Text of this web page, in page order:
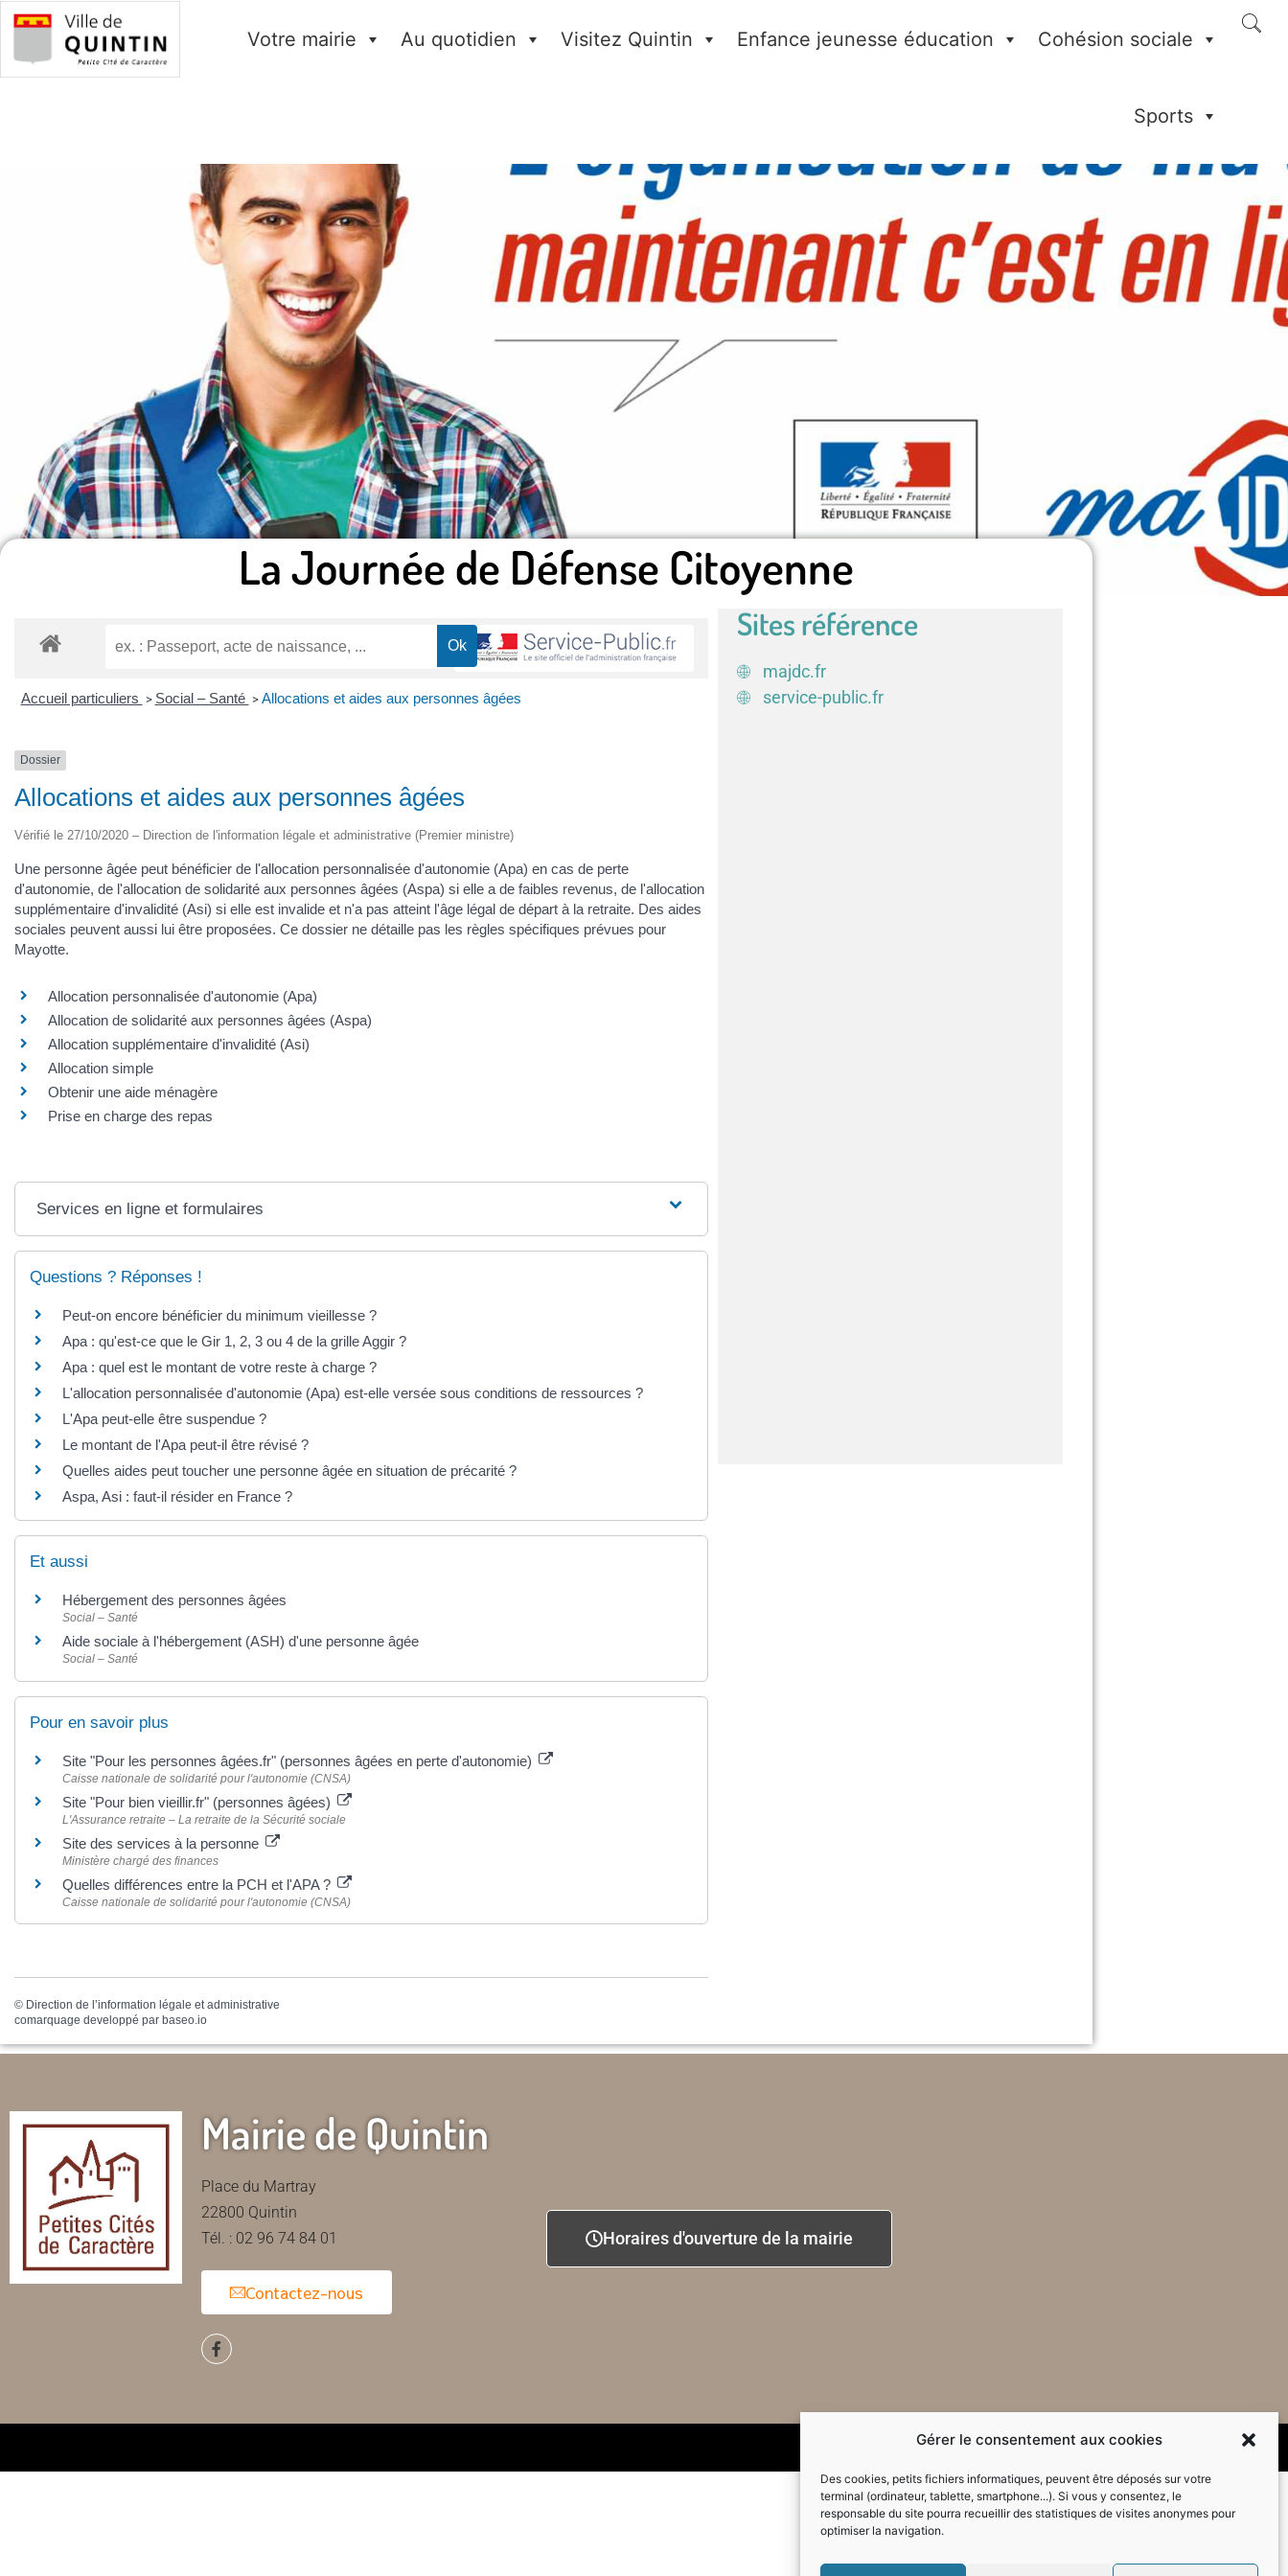
Gérer le consentement aux cookies
Des cookies, petits fichiers informatiques, peuvent être déposés sur votre
terminal (ordinateur, tablette, smartphone...). Si vous y consentez, le
responsable du site pourra recueillir des statistiques de visites anonymes pour
optimiser la navigation.
Votre mairie Au quotidien Visitez Quintin Enfance jeunesse éducation Cohésion sociale
Sports
La Journée de Défense Citoyenne
Accueil particuliers > Social – Santé > Allocations et aides aux personnes âgées
Dossier
Allocations et aides aux personnes âgées
Vérifié le 27/10/2020 – Direction de l'information légale et administrative (Premier ministre)
Une personne âgée peut bénéficier de l'allocation personnalisée d'autonomie (Apa) en cas de perte
d'autonomie, de l'allocation de solidarité aux personnes âgées (Aspa) si elle a de faibles revenus, de l'allocation
supplémentaire d'invalidité (Asi) si elle est invalide et n'a pas atteint l'âge légal de départ à la retraite. Des aides
sociales peuvent aussi lui être proposées. Ce dossier ne détaille pas les règles spécifiques prévues pour
Mayotte.
Allocation personnalisée d'autonomie (Apa)
Allocation de solidarité aux personnes âgées (Aspa)
Allocation supplémentaire d'invalidité (Asi)
Allocation simple
Obtenir une aide ménagère
Prise en charge des repas
Services en ligne et formulaires
Questions ? Réponses !
Peut-on encore bénéficier du minimum vieillesse ?
Apa : qu'est-ce que le Gir 1, 2, 3 ou 4 de la grille Aggir ?
Apa : quel est le montant de votre reste à charge ?
L'allocation personnalisée d'autonomie (Apa) est-elle versée sous conditions de ressources ?
L'Apa peut-elle être suspendue ?
Le montant de l'Apa peut-il être révisé ?
Quelles aides peut toucher une personne âgée en situation de précarité ?
Aspa, Asi : faut-il résider en France ?
Et aussi
Hébergement des personnes âgées
Social – Santé
Aide sociale à l'hébergement (ASH) d'une personne âgée
Social – Santé
Pour en savoir plus
Site "Pour les personnes âgées.fr" (personnes âgées en perte d'autonomie)
Caisse nationale de solidarité pour l'autonomie (CNSA)
Site "Pour bien vieillir.fr" (personnes âgées)
L'Assurance retraite – La retraite de la Sécurité sociale
Site des services à la personne
Ministère chargé des finances
Quelles différences entre la PCH et l'APA ?
Caisse nationale de solidarité pour l'autonomie (CNSA)
© Direction de l’information légale et administrative
comarquage developpé par baseo.io
Sites référence
majdc.fr
service-public.fr
Mairie de Quintin
Place du Martray
22800 Quintin
Tél. : 02 96 74 84 01
Contactez-nous
Horaires d'ouverture de la mairie